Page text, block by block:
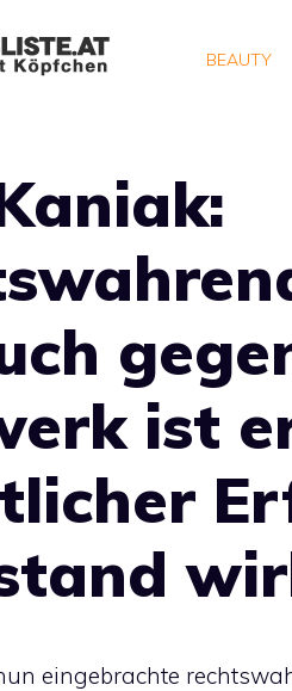
BEAUTY
ist
eingebrachte